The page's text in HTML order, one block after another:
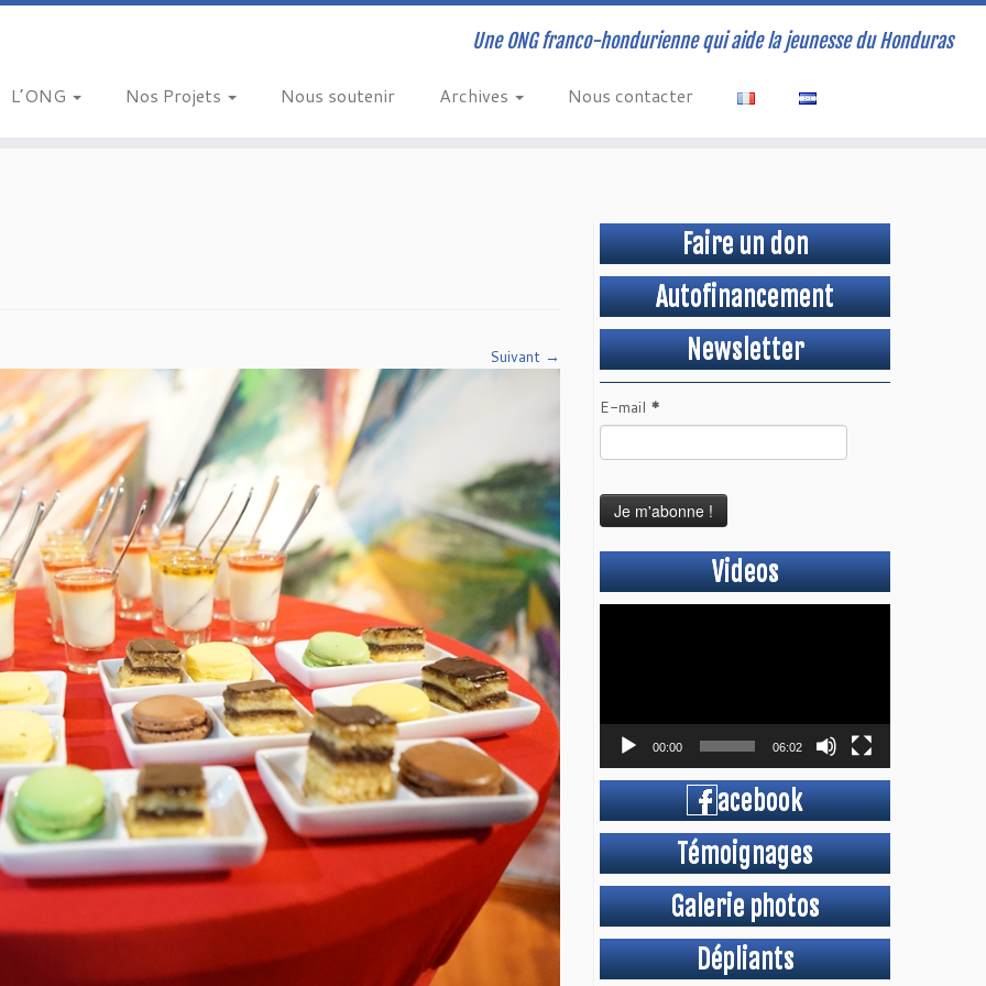
Une ONG franco-hondurienne qui aide la jeunesse du Honduras
L’ONG Nos Projets Nous soutenir Archives Nous contacter
Suivant →
Faire un don
Autofinancement
Newsletter
E-mail *
Videos
00:00 06:02
acebook
Témoignages
Galerie photos
Dépliants